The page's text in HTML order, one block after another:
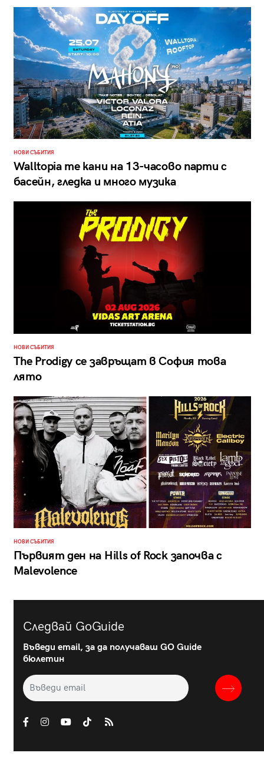
НОВИ СЪБИТИЯ
Walltopia те кани на 13-часово парти с
басейн, гледка и много музика
НОВИ СЪБИТИЯ
The Prodigy се завръщат в София това
лято
НОВИ СЪБИТИЯ
Първият ден на Hills of Rock започва с
Malevolence
Следвай GoGuide
Въведи email, за да получаваш GO Guide
бюлетин